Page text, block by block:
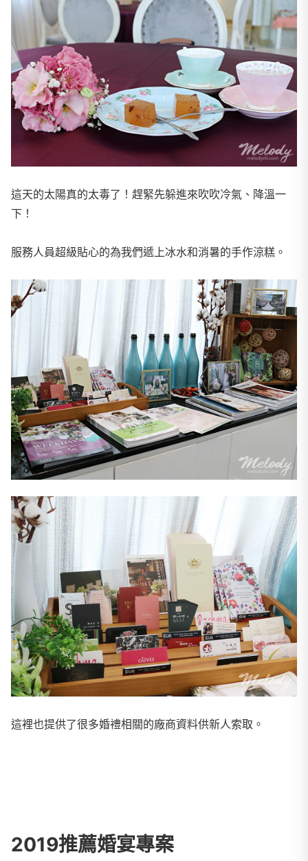
這天的太陽真的太毒了！趕緊先躲進來吹吹冷氣、降溫一
下！
服務人員超級貼心的為我們遞上冰水和消暑的手作涼糕。
這裡也提供了很多婚禮相關的廠商資料供新人索取。
2019推薦婚宴專案